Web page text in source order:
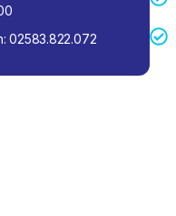
02583.822.072